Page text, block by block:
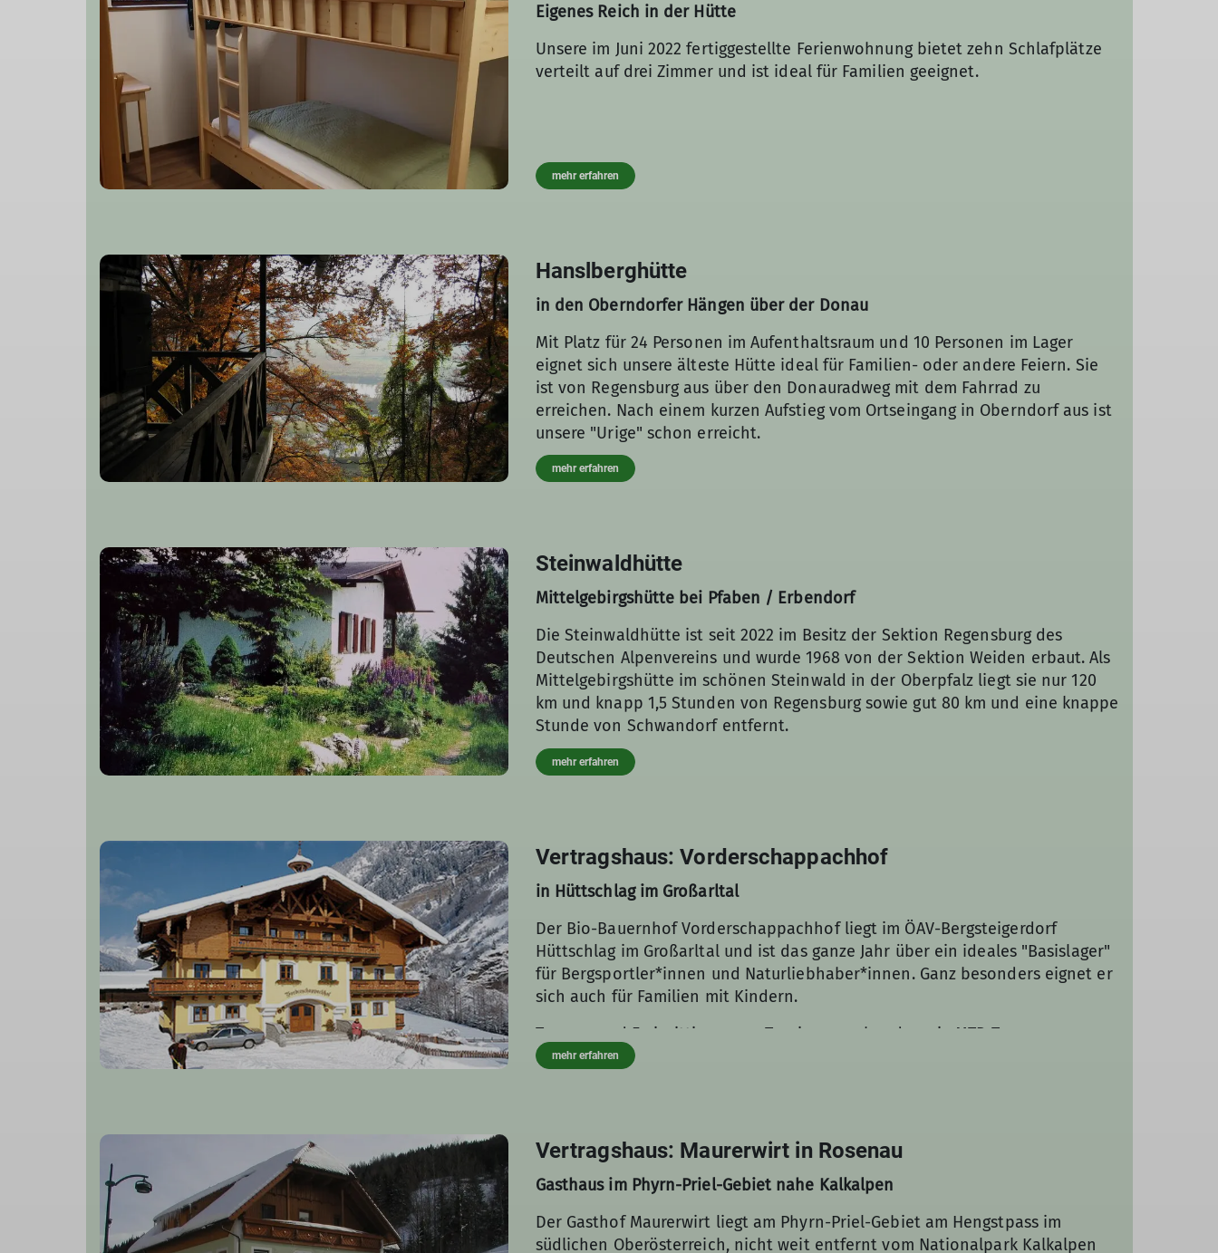
Eigenes Reich in der Hütte
Unsere im Juni 2022 fertiggestellte Ferienwohnung bietet zehn Schlafplätze
verteilt auf drei Zimmer und ist ideal für Familien geeignet.
mehr erfahren
Hanslberghütte
in den Oberndorfer Hängen über der Donau
Mit Platz für 24 Personen im Aufenthaltsraum und 10 Personen im Lager
eignet sich unsere älteste Hütte ideal für Familien- oder andere Feiern. Sie
ist von Regensburg aus über den Donauradweg mit dem Fahrrad zu
erreichen. Nach einem kurzen Aufstieg vom Ortseingang in Oberndorf aus ist
unsere "Urige" schon erreicht.
mehr erfahren
Steinwaldhütte
Mittelgebirgshütte bei Pfaben / Erbendorf
Die Steinwaldhütte ist seit 2022 im Besitz der Sektion Regensburg des
Deutschen Alpenvereins und wurde 1968 von der Sektion Weiden erbaut. Als
Mittelgebirgshütte im schönen Steinwald in der Oberpfalz liegt sie nur 120
km und knapp 1,5 Stunden von Regensburg sowie gut 80 km und eine knappe
Stunde von Schwandorf entfernt.
mehr erfahren
Vertragshaus: Vorderschappachhof
in Hüttschlag im Großarltal
Der Bio-Bauernhof Vorderschappachhof liegt im ÖAV-Bergsteigerdorf
Hüttschlag im Großarltal und ist das ganze Jahr über ein ideales "Basislager"
für Bergsportler*innen und Naturliebhaber*innen. Ganz besonders eignet er
sich auch für Familien mit Kindern.
Touren- und Freizeittipps vom Tourismusverband sowie MTB-Touren,
zusammengestellt von Toni Putz, rund um den Vorderschappachhof findet
Hüttschlag 9A
A-5612 Hüttschlag
mehr erfahren
Vertragshaus: Maurerwirt in Rosenau
Gasthaus im Phyrn-Priel-Gebiet nahe Kalkalpen
Der Gasthof Maurerwirt liegt am Phyrn-Priel-Gebiet am Hengstpass im
südlichen Oberösterreich, nicht weit entfernt vom Nationalpark Kalkalpen